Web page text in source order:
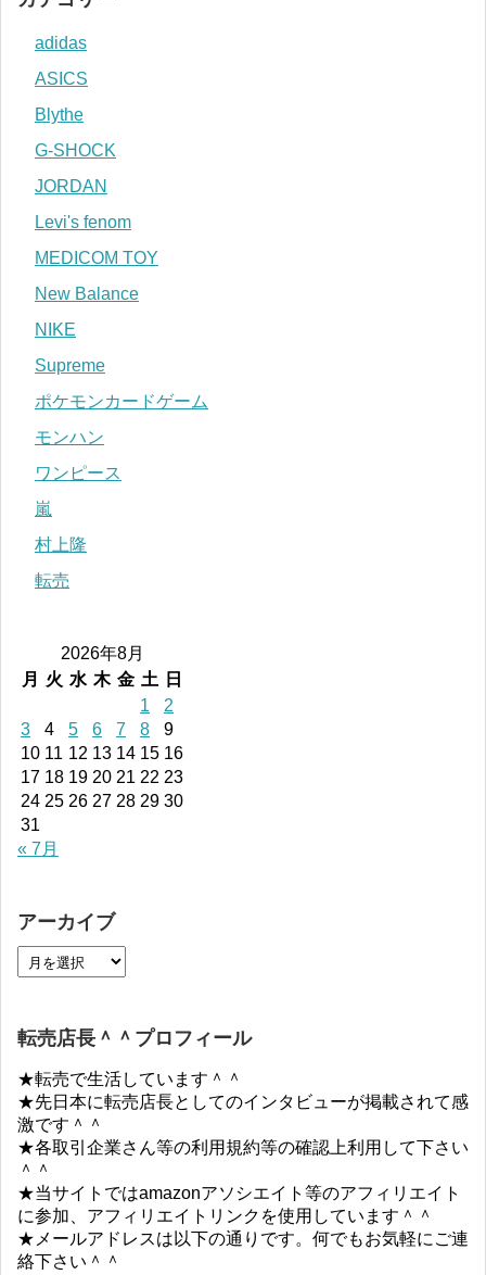
adidas
ASICS
Blythe
G-SHOCK
JORDAN
Levi's fenom
MEDICOM TOY
New Balance
NIKE
Supreme
ポケモンカードゲーム
モンハン
ワンピース
嵐
村上隆
転売
2026年8月
月
火 水 木 金 土
日
1
2
3
4 5 6 7 8
9
10 11 12 13 14 15 16
17 18 19 20 21 22 23
24 25 26 27 28 29 30
31
« 7月
アーカイブ
転売店長＾＾プロフィール
★転売で生活しています＾＾
★先日本に転売店長としてのインタビューが掲載されて感
激です＾＾
★各取引企業さん等の利用規約等の確認上利用して下さい
＾＾
★当サイトではamazonアソシエイト等のアフィリエイト
に参加、アフィリエイトリンクを使用しています＾＾
★メールアドレスは以下の通りです。何でもお気軽にご連
絡下さい＾＾